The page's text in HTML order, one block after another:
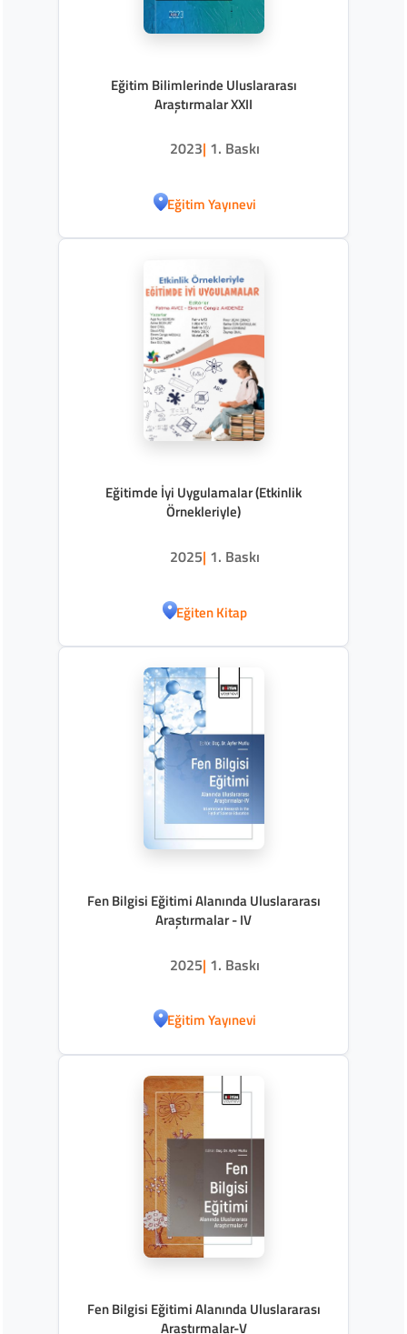
Eğitim Bilimlerinde Uluslararası
Araştırmalar XXII
2023| 1. Baskı
Eğitim Yayınevi
Eğitimde İyi Uygulamalar (Etkinlik
Örnekleriyle)
2025| 1. Baskı
Eğiten Kitap
Fen Bilgisi Eğitimi Alanında Uluslararası
Araştırmalar - IV
2025| 1. Baskı
Eğitim Yayınevi
Fen Bilgisi Eğitimi Alanında Uluslararası
Araştırmalar-V